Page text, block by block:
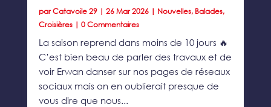
parCatavoile 29| 26 Mar 2026| Nouvelles, Balades,
Croisières| 0 Commentaires
La saison reprend dans moins de 10 jours 🔥
C’est bien beau de parler des travaux et de
voir Erwan danser sur nos pages de réseaux
sociaux mais on en oublierait presque de
vous dire que nous...